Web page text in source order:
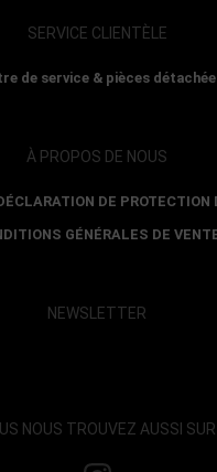
SERVICE CLIENTÈLE
de service & pièces
À PROPOS DE NOUS
DE PROTECTION
GÉNÉRALES DE
NEWSLETTER
NOUS TROUVEZ AUSSI SUR